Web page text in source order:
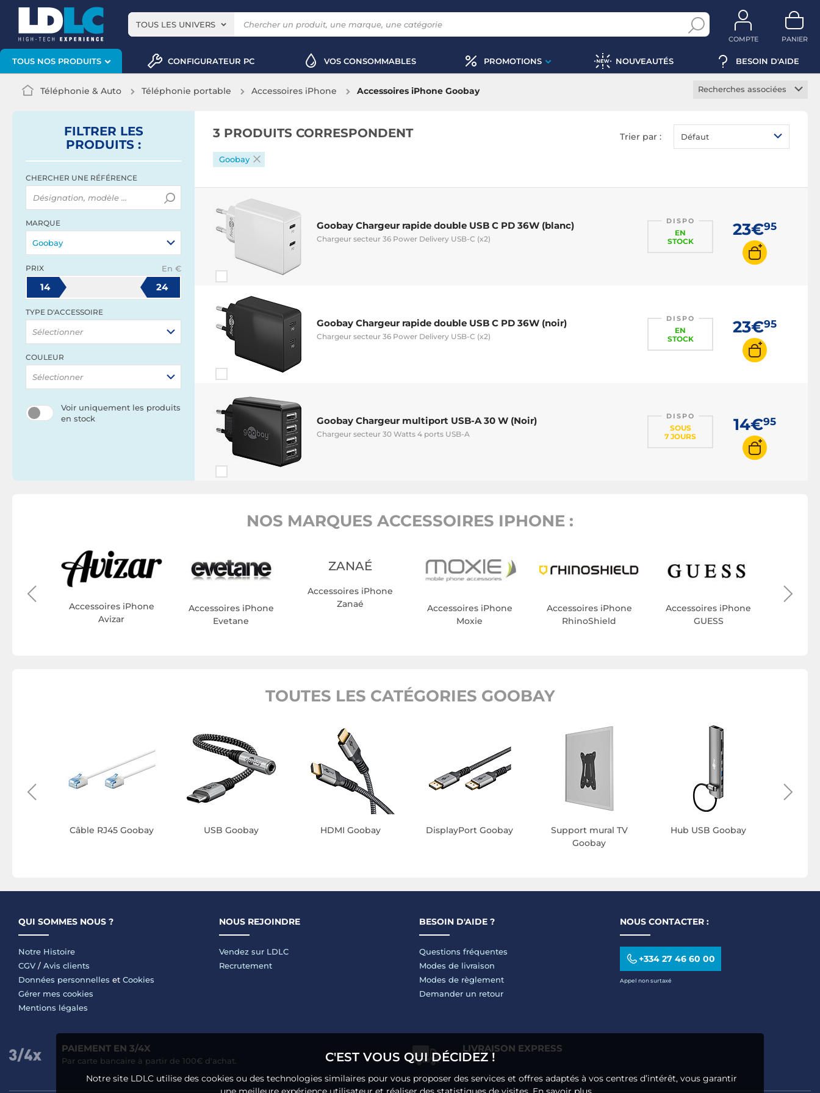
TOUS LES UNIVERS
COMPTE PANIER
TOUS NOS PRODUITS CONFIGURATEUR PC VOS CONSOMMABLES PROMOTIONS NOUVEAUTÉS BESOIN D'AIDE
Téléphonie & Auto Téléphonie portable Accessoires iPhone Accessoires iPhone Goobay
Recherches associées
Coque durcie iPhone
Etui iPhone
Chargeur sans fil iPhone
Adaptateur secteur
FILTRER LES
PRODUITS :
CHERCHER UNE RÉFÉRENCE
MARQUE
Goobay
PRIX En €
14 24
TYPE D'ACCESSOIRE
Sélectionner
COULEUR
Sélectionner
Voir uniquement les produits
en stock
3 PRODUITS CORRESPONDENT Trier par : Défaut
Goobay
Goobay Chargeur rapide double USB C PD 36W (blanc)
Chargeur secteur 36 Power Delivery USB-C (x2)
DISPO
EN
STOCK
23€95
Goobay Chargeur rapide double USB C PD 36W (noir)
Chargeur secteur 36 Power Delivery USB-C (x2)
DISPO
EN
STOCK
23€95
Goobay Chargeur multiport USB-A 30 W (Noir)
Chargeur secteur 30 Watts 4 ports USB-A
DISPO
SOUS
7 JOURS
14€95
NOS MARQUES ACCESSOIRES IPHONE :
iPhone
Accessoires iPhone
Avizar
Accessoires iPhone
Evetane
ZANAÉ
Accessoires iPhone
Zanaé
Accessoires iPhone
Moxie
Accessoires iPhone
RhinoShield
Accessoires iPhone
GUESS
TOUTES LES CATÉGORIES GOOBAY
Câble RJ45 Goobay USB Goobay HDMI Goobay DisplayPort Goobay
Support mural TV
Goobay
Hub USB Goobay
QUI SOMMES NOUS ?
Notre Histoire
CGV / Avis clients
Données personnelles et Cookies
Gérer mes cookies
Mentions légales
NOUS REJOINDRE
Vendez sur LDLC
Recrutement
BESOIN D'AIDE ?
Questions fréquentes
Modes de livraison
Modes de règlement
Demander un retour
NOUS CONTACTER :
+334 27 46 60 00
Appel non surtaxé
PAIEMENT EN 3/4X
Par carte bancaire à partir de 100€ d'achat.
LIVRAISON EXPRESS
C'EST VOUS QUI DÉCIDEZ !
Notre site LDLC utilise des cookies ou des technologies similaires pour vous proposer des services et offres adaptés à vos centres d’intérêt, vous garantir